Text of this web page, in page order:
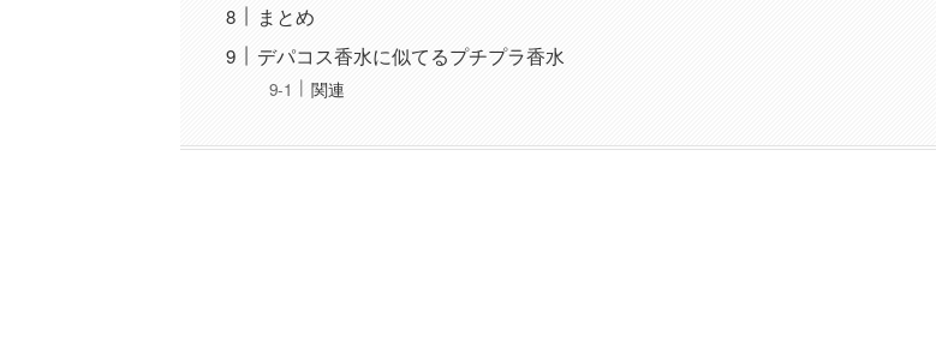
まとめ
デパコス香水に似てるプチプラ香水
関連